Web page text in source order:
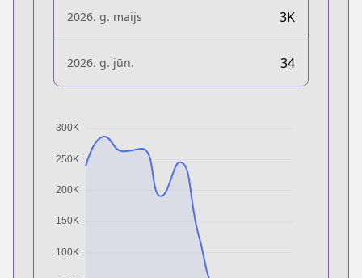
2026. g. maijs 3K
2026. g. jūn. 34